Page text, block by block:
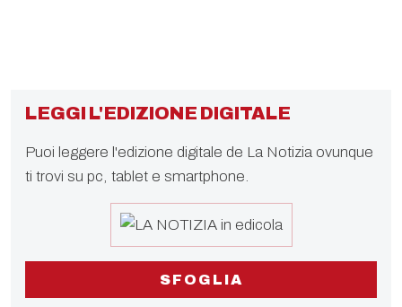
LEGGI L'EDIZIONE DIGITALE
Puoi leggere l'edizione digitale de La Notizia ovunque
ti trovi su pc, tablet e smartphone.
SFOGLIA